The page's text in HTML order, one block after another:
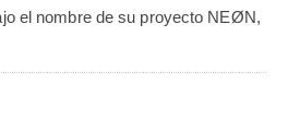
el nombre de su proyecto NEØN,